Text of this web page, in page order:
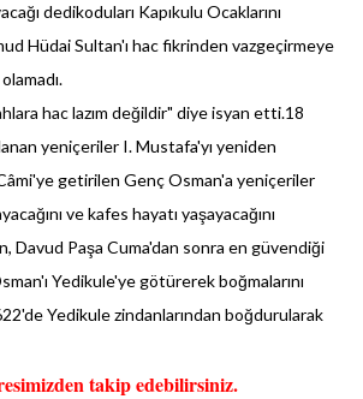
dedikoduları Kapıkulu Ocaklarını
Hüdai Sultan'ı hac fikrinden vazgeçirmeye
hac lazım değildir" diye isyan etti.18
yeniçeriler I. Mustafa'yı yeniden
getirilen Genç Osman'a yeniçeriler
ve kafes hayatı yaşayacağını
Davud Paşa Cuma'dan sonra en güvendiği
Yedikule'ye götürerek boğmalarını
Yedikule zindanlarından boğdurularak
takip edebilirsiniz.